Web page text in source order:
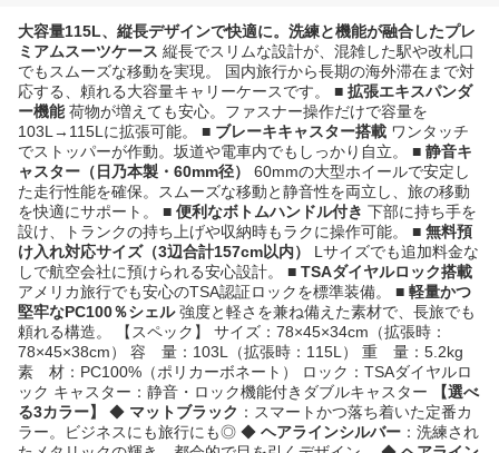
大容量115L、縦長デザインで快適に。洗練と機能が融合したプレ
ミアムスーツケース 縦長でスリムな設計が、混雑した駅や改札口
でもスムーズな移動を実現。 国内旅行から長期の海外滞在まで対
応する、頼れる大容量キャリーケースです。 ■ 拡張エキスパンダ
ー機能荷物が増えても安心。ファスナー操作だけで容量を
103L→115Lに拡張可能。 ■ ブレーキキャスター搭載 ワンタッチ
でストッパーが作動。坂道や電車内でもしっかり自立。 ■ 静音キ
ャスター（日乃本製・60mm径）
60mmの大型ホイールで安定し
た走行性能を確保。スムーズな移動と静音性を両立し、旅の移動
を快適にサポート。 ■ 便利なボトムハンドル付き 下部に持ち手を
設け、トランクの持ち上げや収納時もラクに操作可能。 ■ 無料預
け入れ対応サイズ（3辺合計157cm以内）
Lサイズでも追加料金な
しで航空会社に預けられる安心設計。 ■ TSAダイヤルロック搭載
アメリカ旅行でも安心のTSA認証ロックを標準装備。 ■ 軽量かつ
堅牢なPC100％シェル強度と軽さを兼ね備えた素材で、長旅でも
頼れる構造。 【スペック】 サイズ：78×45×34cm（拡張時：
78×45×38cm） 容 量：103L（拡張時：115L） 重 量：5.2kg
素 材：PC100%（ポリカーボネート） ロック：TSAダイヤルロ
ック キャスター：静音・ロック機能付きダブルキャスター
【選べ
る3カラー】
◆ マットブラック ：スマートかつ落ち着いた定番カ
ラー。ビジネスにも旅行にも◎ ◆ ヘアラインシルバー ：洗練され